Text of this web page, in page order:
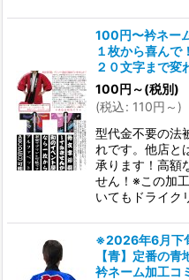
100円〜衿ネー
１枚から喜んで
２０文字まで変
100円 ～(税別)
(税込: 110円 ～ )
型代金不要の法
れです。他店と
承ります！高額
せん！※この加
いてもドライク
※2026年6月下
【青】定番の
衿ネーム加工コ